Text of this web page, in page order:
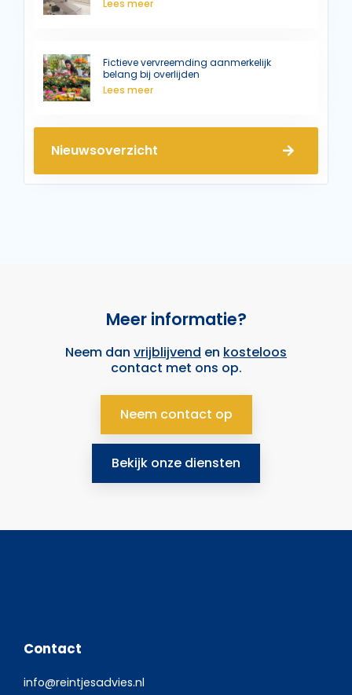
Lees meer
Fictieve vervreemding aanmerkelijk
belang bij overlijden
Lees meer
Nieuwsoverzicht
Meer informatie?
Neem dan vrijblijvend en kosteloos
contact met ons op.
Neem contact op
Bekijk onze diensten
Contact
info@reintjesadvies.nl